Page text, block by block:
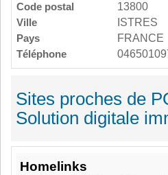
Code postal
13800
Ville
ISTRES
Pays
FRANCE
Téléphone
Sites proches de
Solution digitale
Homelinks